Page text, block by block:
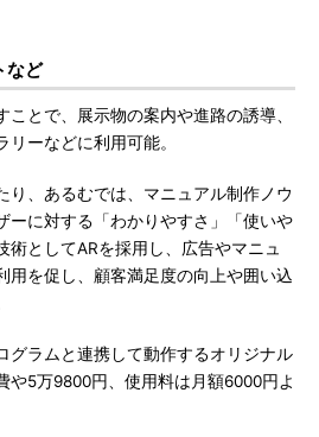
など
とで、展示物の案内や進路の誘導、
ーなどに利用可能。
、あるむでは、マニュアル制作ノウ
ーに対する「わかりやすさ」「使いや
術としてARを採用し、広告やマニュ
用を促し、顧客満足度の向上や囲い込
ラムと連携して動作するオリジナル
や5万9800円、使用料は月額6000円よ